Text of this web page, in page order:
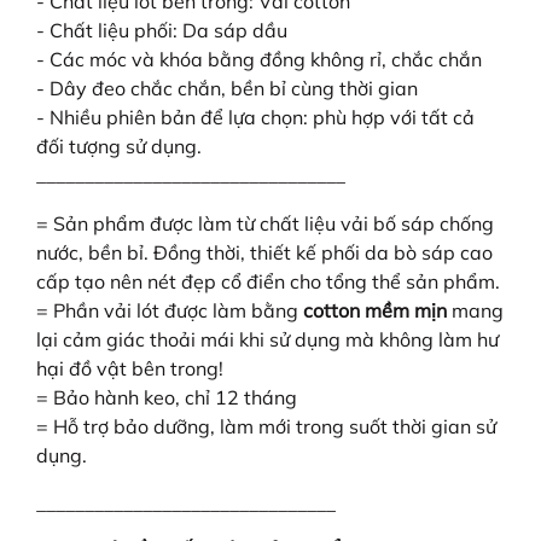
- Chất liệu phối: Da sáp dầu
- Các móc và khóa bằng đồng không rỉ, chắc chắn
- Dây đeo chắc chắn, bền bỉ cùng thời gian
- Nhiều phiên bản để lựa chọn: phù hợp với tất cả
đối tượng sử dụng.
= Sản phẩm được làm từ chất liệu vải bố sáp chống
nước, bền bỉ. Đồng thời, thiết kế phối da bò sáp cao
cấp tạo nên nét đẹp cổ điển cho tổng thể sản phẩm.
= Phần vải lót được làm bằng cotton mềm mịn mang
lại cảm giác thoải mái khi sử dụng mà không làm hư
hại đồ vật bên trong!
= Bảo hành keo, chỉ 12 tháng
= Hỗ trợ bảo dưỡng, làm mới trong suốt thời gian sử
dụng.